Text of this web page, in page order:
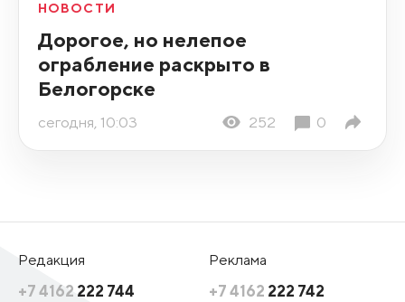
НОВОСТИ
Дорогое, но нелепое
ограбление раскрыто в
Белогорске
сегодня, 10:03 252 0
Редакция
+7 4162 222 744
Реклама
+7 4162 222 742